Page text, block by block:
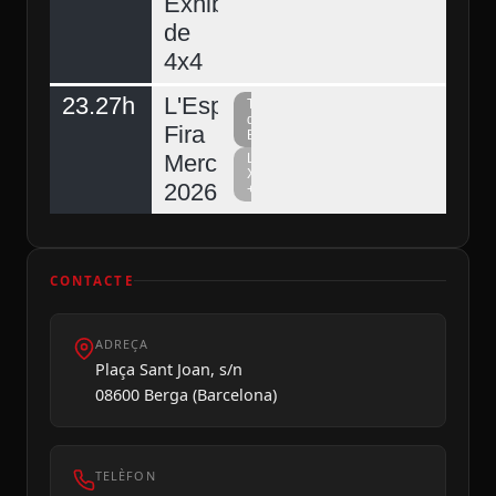
de
4x4
23.27h
L'Espunyola,
Fira
Mercat
2026
Televisió
del
Berguedà
La
Xarxa
+
CONTACTE
ADREÇA
Plaça Sant Joan, s/n
08600 Berga (Barcelona)
TELÈFON